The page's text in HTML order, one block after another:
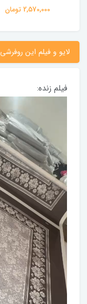
2,570,000 تومان
لایو و فیلم این روفرشی
فیلم زنده: